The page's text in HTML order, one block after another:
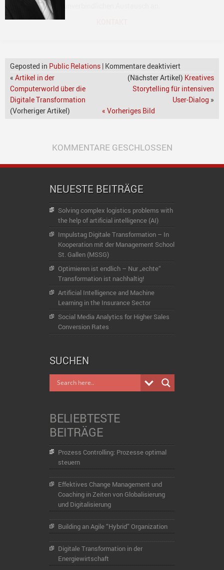
Geposted in Public Relations | Kommentare deaktiviert
« Artikel in der
Computerworld über die
Digitale Transformation
(Vorheriger Artikel)
(Nächster Artikel) Kreatives
Storytelling für intensiven
User-Dialog »
« Vorheriges Bild
KOMMENTARE GESCHLOSSEN
NEUESTE BEITRÄGE
Solving complex logistics problems with
the help of artificial intelligence (AI)
Impulstag Digitale Transformation – In
Kooperation mit der Management School
St. Gallen (MSSG)
Optimieren ist endlich – Nur „echte“
Transformation ist nachhaltig!
Artificial Intelligence and Machine
Learning in the Insurance Sector
Social Media Analytics for Higher Sales
Conversion Rates
SUCHEN
BELIEBTESTE
BEITRÄGE
Prozess Controlling: Prozesse optimal
steuern
Effektives Change Management und
Coaching in Zeiten von Globalisierung
und Digitalisierung
Building an Agile “Hybrid” Organization
Digitale Transformation in der
Energiewirtschaft